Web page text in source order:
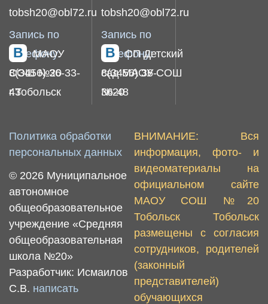
tobsh20@obl72.ru
Запись по
телефону:
8(3456) 36-33-
43
МАОУ
СОШ №20
г.Тобольск
tobsh20@obl72.ru
Запись по
телефону:
8(3456) 36-
36-48
СП Детский
сад МАОУ СОШ
№20
Политика обработки
персональных данных
© 2026 Муниципальное
автономное
общеобразовательное
учреждение «Средняя
общеобразовательная
школа №20»
Разработчик: Исмаилов
С.В. написать
ВНИМАНИЕ: Вся
информация, фото- и
видеоматериалы на
официальном сайте
МАОУ СОШ №20
Тобольск Тобольск
размещены с согласия
сотрудников, родителей
(законный
представителей)
обучающихся